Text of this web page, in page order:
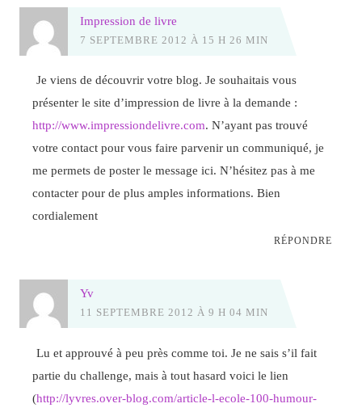
Impression de livre
7 SEPTEMBRE 2012 À 15 H 26 MIN
Je viens de découvrir votre blog. Je souhaitais vous
présenter le site d’impression de livre à la demande :
http://www.impressiondelivre.com. N’ayant pas trouvé
votre contact pour vous faire parvenir un communiqué, je
me permets de poster le message ici. N’hésitez pas à me
contacter pour de plus amples informations. Bien
cordialement
RÉPONDRE
Yv
11 SEPTEMBRE 2012 À 9 H 04 MIN
Lu et approuvé à peu près comme toi. Je ne sais s’il fait
partie du challenge, mais à tout hasard voici le lien
(http://lyvres.over-blog.com/article-l-ecole-100-humour-